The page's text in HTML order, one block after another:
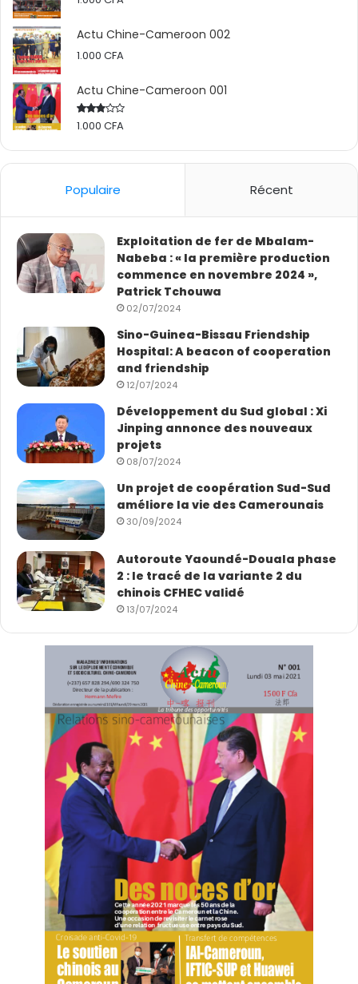
Actu Chine-Cameroon 002
1.000 CFA
Actu Chine-Cameroon 001
Rated
1.000 CFA
Populaire Récent
Exploitation de fer de Mbalam-
Nabeba : « la première production
commence en novembre 2024 »,
Patrick Tchouwa
02/07/2024
Sino-Guinea-Bissau Friendship
Hospital: A beacon of cooperation
and friendship
12/07/2024
Développement du Sud global : Xi
Jinping annonce des nouveaux
projets
08/07/2024
Un projet de coopération Sud-Sud
améliore la vie des Camerounais
30/09/2024
Autoroute Yaoundé-Douala phase
2 : le tracé de la variante 2 du
chinois CFHEC validé
13/07/2024